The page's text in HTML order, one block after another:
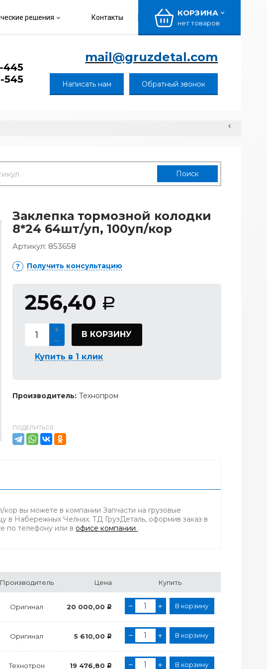
решения Контакты КОРЗИНА
нет товаров
445
545
mail@gruzdetal.com
Написать нам Обратный звонок
Заклепка тормозной колодки
8*24 64шт/уп, 100уп/кор
Артикул: 853658
Получить консультацию
256,40 Р
В КОРЗИНУ
Купить в 1 клик
Производитель: Технопром
ПОДЕЛИТЬСЯ:
вы можете в компании Запчасти на грузовые
в Набережных Челнах. ТД ГрузДеталь, оформив заказ в
по телефону или в офисе компании .
Производитель Цена Купить
Оригинал 20 000,00 Р В корзину
Оригинал 5 610,00 Р В корзину
Технотрон 19 476,80 Р В корзину